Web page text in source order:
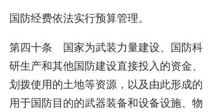
国防经费依法实行预算管理。
第四十条 国家为武装力量建设、国防科
研生产和其他国防建设直接投入的资金、
划拨使用的土地等资源，以及由此形成的
用于国防目的的武器装备和设备设施、物